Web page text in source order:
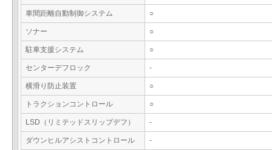
車間距離自動制御システム ○
ソナー ○
駐車支援システム ○
センターデフロック -
横滑り防止装置 ○
トラクションコントロール ○
LSD（リミテッドスリップデフ） -
ダウンヒルアシストコントロール -